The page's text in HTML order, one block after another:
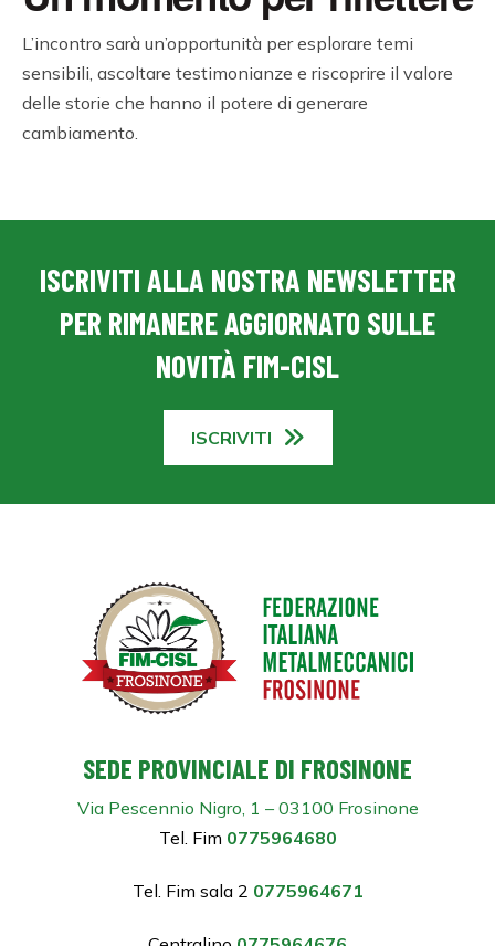
L’incontro sarà un’opportunità per esplorare temi
sensibili, ascoltare testimonianze e riscoprire il valore
delle storie che hanno il potere di generare
cambiamento.
ISCRIVITI ALLA NOSTRA NEWSLETTER
PER RIMANERE AGGIORNATO SULLE
NOVITÀ FIM-CISL
ISCRIVITI
SEDE PROVINCIALE DI FROSINONE
Via Pescennio Nigro, 1 – 03100 Frosinone
Tel. Fim 0775964680
Tel. Fim sala 2 0775964671